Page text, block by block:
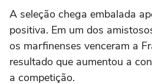
A seleção chega embalada
positiva. Em um dos
os marfinenses venceram a
resultado que aumentou a
a competição.